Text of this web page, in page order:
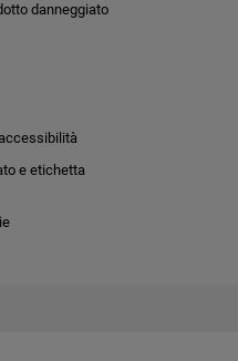
danneggiato
e etichetta